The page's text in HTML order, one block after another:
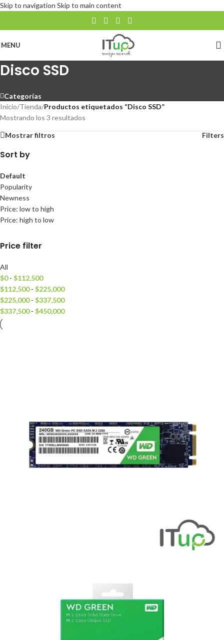
Skip to navigation Skip to main content
MENU
Disco SSD
Categorías
Inicio/Tienda/Productos etiquetados “Disco SSD”
Mostrando los 3 resultados
Mostrar filtros Filters
Sort by
Default
Popularity
Newness
Price: low to high
Price: high to low
Price filter
All
$0- $112,500
$112,500- $225,000
$225,000- $337,500
$337,500- $450,000